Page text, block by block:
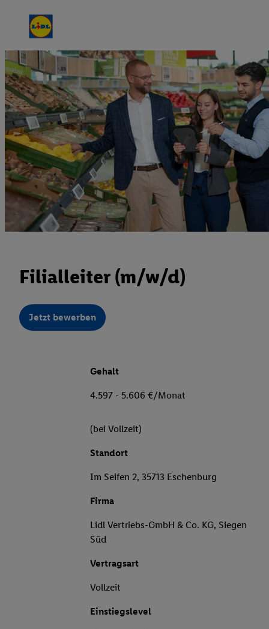
Filialleiter (m/w/d)
Jetzt bewerben
Gehalt
4.597 - 5.606 €/Monat
(bei Vollzeit)
Standort
Im Seifen 2, 35713 Eschenburg
Firma
Lidl Vertriebs-GmbH & Co. KG, Siegen
Süd
Vertragsart
Vollzeit
Einstiegslevel